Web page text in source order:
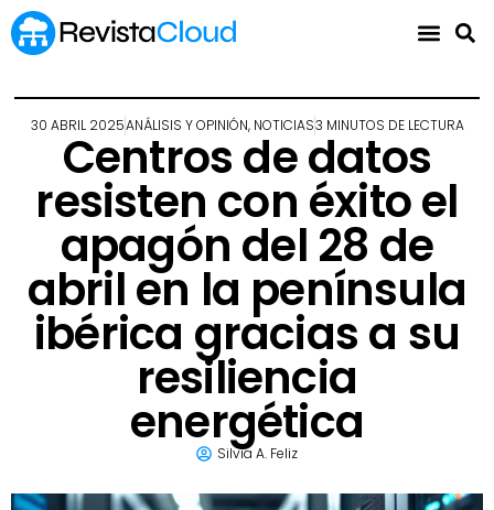
30 ABRIL 2025ANÁLISIS Y OPINIÓN, NOTICIAS3 MINUTOS DE LECTURA
Centros de datos
resisten con éxito el
apagón del 28 de
abril en la península
ibérica gracias a su
resiliencia
energética
Silvia A. Feliz